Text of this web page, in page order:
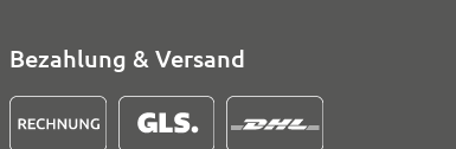
Bezahlung & Versand